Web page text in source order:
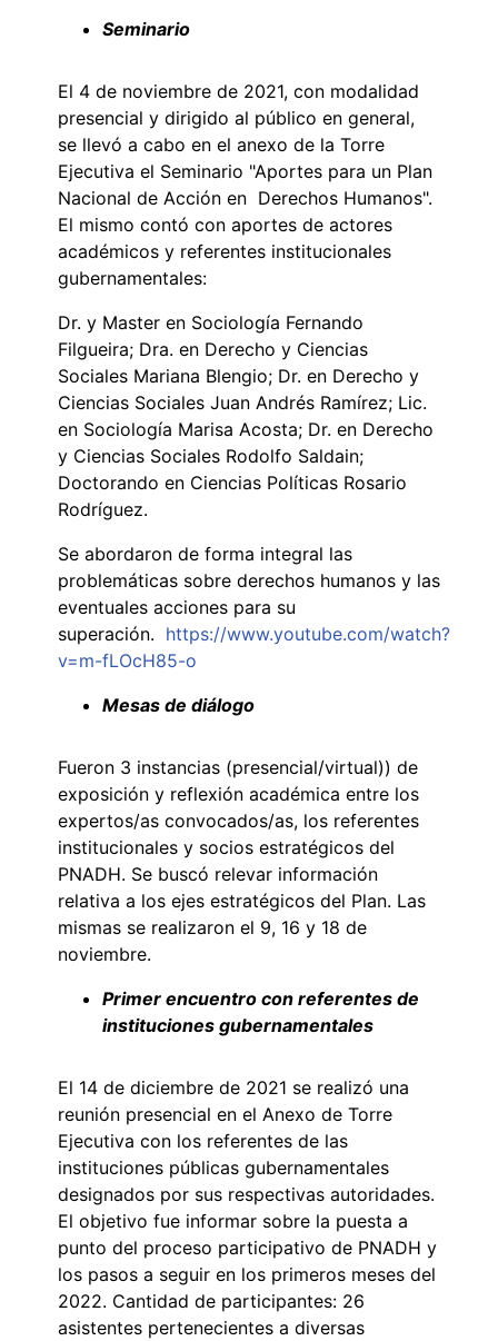
Seminario
El 4 de noviembre de 2021, con modalidad
presencial y dirigido al público en general,
se llevó a cabo en el anexo de la Torre
Ejecutiva el Seminario "Aportes para un Plan
Nacional de Acción en Derechos Humanos".
El mismo contó con aportes de actores
académicos y referentes institucionales
gubernamentales:
Dr. y Master en Sociología Fernando
Filgueira; Dra. en Derecho y Ciencias
Sociales Mariana Blengio; Dr. en Derecho y
Ciencias Sociales Juan Andrés Ramírez; Lic.
en Sociología Marisa Acosta; Dr. en Derecho
y Ciencias Sociales Rodolfo Saldain;
Doctorando en Ciencias Políticas Rosario
Rodríguez.
Se abordaron de forma integral las
problemáticas sobre derechos humanos y las
eventuales acciones para su
superación. https://www.youtube.com/watch?
v=m-fLOcH85-o
Mesas de diálogo
Fueron 3 instancias (presencial/virtual)) de
exposición y reflexión académica entre los
expertos/as convocados/as, los referentes
institucionales y socios estratégicos del
PNADH. Se buscó relevar información
relativa a los ejes estratégicos del Plan. Las
mismas se realizaron el 9, 16 y 18 de
noviembre.
Primer encuentro con referentes de
instituciones gubernamentales
El 14 de diciembre de 2021 se realizó una
reunión presencial en el Anexo de Torre
Ejecutiva con los referentes de las
instituciones públicas gubernamentales
designados por sus respectivas autoridades.
El objetivo fue informar sobre la puesta a
punto del proceso participativo de PNADH y
los pasos a seguir en los primeros meses del
2022. Cantidad de participantes: 26
asistentes pertenecientes a diversas